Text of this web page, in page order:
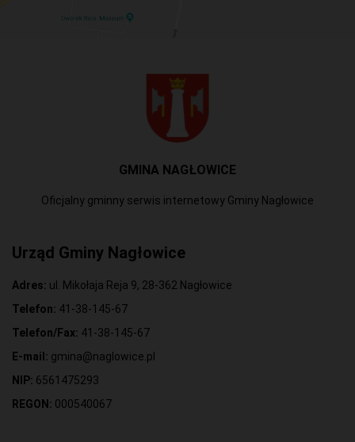
GMINA NAGŁOWICE
Oficjalny gminny serwis internetowy Gminy Nagłowice
Urząd Gminy Nagłowice
Adres: ul. Mikołaja Reja 9, 28-362 Nagłowice
Telefon: 41-38-145-67
Telefon/Fax: 41-38-145-67
E-mail: gmina@naglowice.pl
NIP: 6561475293
REGON: 000540067